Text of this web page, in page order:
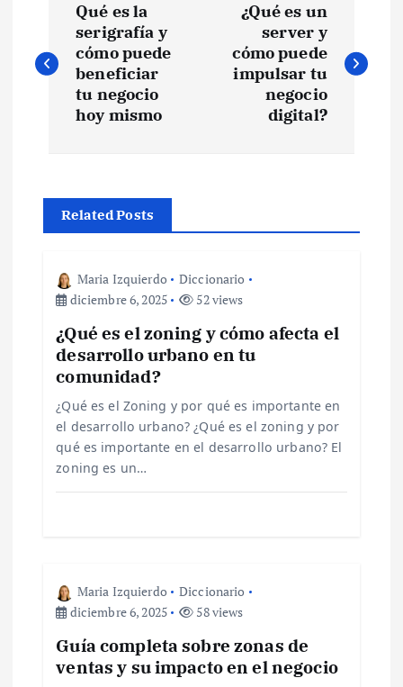
a
v
Qué es la
serigrafía y
cómo puede
beneficiar
tu negocio
hoy mismo
¿Qué es un
server y
cómo puede
impulsar tu
negocio
digital?
Related Posts
Maria Izquierdo
Diccionario
diciembre 6, 2025
52 views
¿Qué es el zoning y cómo afecta el
desarrollo urbano en tu
comunidad?
¿Qué es el Zoning y por qué es importante en
el desarrollo urbano? ¿Qué es el zoning y por
qué es importante en el desarrollo urbano? El
zoning es un…
Maria Izquierdo
Diccionario
diciembre 6, 2025
58 views
Guía completa sobre zonas de
ventas y su impacto en el negocio